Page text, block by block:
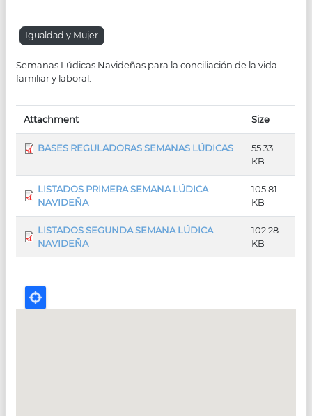
Igualdad y Mujer
Semanas Lúdicas Navideñas para la conciliación de la vida
familiar y laboral.
Attachment Size
BASES REGULADORAS SEMANAS LÚDICAS
55.33
KB
LISTADOS PRIMERA SEMANA LÚDICA
NAVIDEÑA
105.81
KB
LISTADOS SEGUNDA SEMANA LÚDICA
NAVIDEÑA
102.28
KB